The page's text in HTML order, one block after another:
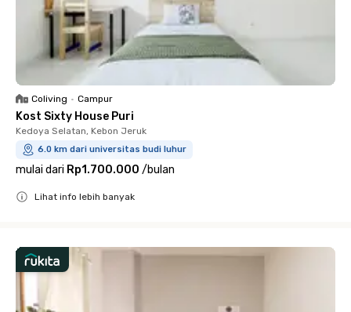
Coliving • Campur
Kost Sixty House Puri
Kedoya Selatan, Kebon Jeruk
6.0 km dari universitas budi luhur
mulai dari Rp1.700.000 /bulan
Lihat info lebih banyak